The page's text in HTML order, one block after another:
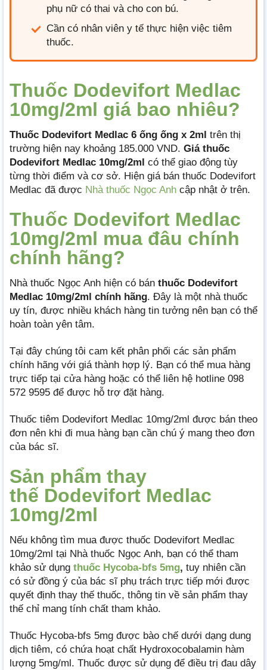
phụ nữ có thai và cho con bú.
Cần có nhân viên y tế thực hiện việc tiêm
thuốc.
Thuốc Dodevifort Medlac
10mg/2ml giá bao nhiêu?
Thuốc Dodevifort Medlac 6 ống ống x 2ml trên thị
trường hiện nay khoảng 185.000 VND. Giá thuốc
Dodevifort Medlac 10mg/2ml có thể giao động tùy
từng thời điểm và cơ sở. Hiện giá bán thuốc Dodevifort
Medlac đã được Nhà thuốc Ngọc Anh cập nhật ở trên.
Thuốc Dodevifort Medlac
10mg/2ml mua đâu chính
chính hãng?
Nhà thuốc Ngọc Anh hiện có bán thuốc Dodevifort
Medlac 10mg/2ml chính hãng. Đây là một nhà thuốc
uy tín, được nhiều khách hàng tin tưởng nên bạn có thể
hoàn toàn yên tâm.
Tại đây chúng tôi cam kết phân phối các sản phẩm
chính hãng với giá thành hợp lý. Bạn có thể mua hàng
trực tiếp tại cửa hàng hoặc có thể liên hệ hotline 098
572 9595 để được hỗ trợ đặt hàng.
Thuốc tiêm Dodevifort Medlac 10mg/2ml được bán theo
đơn nên khi đi mua hàng bạn cần chú ý mang theo đơn
của bác sĩ.
Sản phẩm thay
thế Dodevifort Medlac
10mg/2ml
Nếu không tìm mua được thuốc Dodevifort Medlac
10mg/2ml tại Nhà thuốc Ngọc Anh, bạn có thể tham
khảo sử dụng thuốc Hycoba-bfs 5mg, tuy nhiên cần
có sử đồng ý của bác sĩ phụ trách trực tiếp mới được
quyết định thay thế thuốc, thông tin về sản phẩm thay
thế chỉ mang tính chất tham khảo.
Thuốc Hycoba-bfs 5mg được bào chế dưới dạng dung
dịch tiêm, có chứa hoạt chất Hydroxocobalamin hàm
lượng 5mg/ml. Thuốc được sử dụng để điều trị đau dây